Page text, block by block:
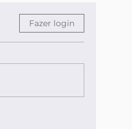
Fazer login